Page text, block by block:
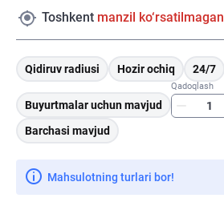
Toshkent manzil ko‘rsatilmagan
Qidiruv radiusi Hozir ochiq 24/7
Buyurtmalar uchun mavjud
Qadoqlash
Barchasi mavjud
Mahsulotning turlari bor!